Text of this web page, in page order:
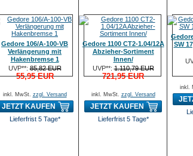
Gedore 106/A-100-VB
Verlängerung mit
Hakenbremse 1
UVP**:85,82 EUR
55,95 EUR
inkl. MwSt. zzgl. Versand
JETZT KAUFEN
Lieferfrist 5 Tage*
Gedore 1100 CT2-1.04/12A
Abzieher-Sortiment
Innen/
UVP**:1.110,79 EUR
721,95 EUR
inkl. MwSt. zzgl. Versand
JETZT KAUFEN
Lieferfrist 5 Tage*
SW
inkl.